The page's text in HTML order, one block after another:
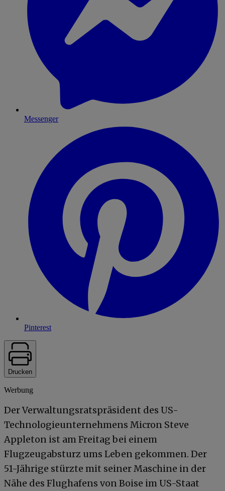
Messenger
Pinterest
Drucken
Werbung
Der Verwaltungsratspräsident des US-
Technologieunternehmens Micron Steve
Appleton ist am Freitag bei einem
Flugzeugabsturz ums Leben gekommen. Der
51-Jährige stürzte mit seiner Maschine in der
Nähe des Flughafens von Boise im US-Staat